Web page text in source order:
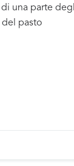
una parte
pasto